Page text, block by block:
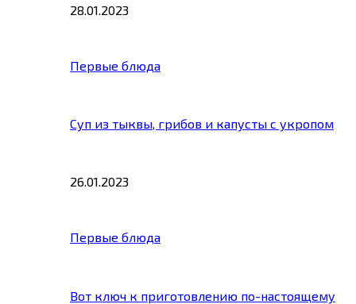
28.01.2023
Первые блюда
Суп из тыквы, грибов и капусты с укропом
26.01.2023
Первые блюда
Вот ключ к приготовлению по-настоящему